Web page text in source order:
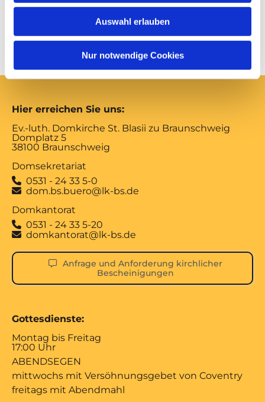
Auswahl erlauben
Nur notwendige Cookies
Herrn.“
Dompredigerin Cornelia Götz
Hier erreichen Sie uns:
Ev.-luth. Domkirche St. Blasii zu Braunschweig
Domplatz 5
38100 Braunschweig
Domsekretariat
 0531 - 24 33 5-0
 dom.bs.buero@lk-bs.de
Domkantorat
 0531 - 24 33 5-20
 domkantorat@lk-bs.de
Anfrage und Anforderung kirchlicher
Bescheinigungen
Gottesdienste:
Montag bis Freitag
17:00 Uhr
ABENDSEGEN
mittwochs mit Versöhnungsgebet von Coventry
freitags mit Abendmahl